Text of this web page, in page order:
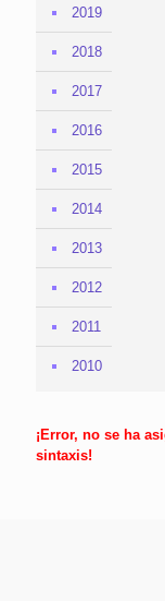
2019
2018
2017
2016
2015
2014
2013
2012
2011
2010
¡Error, no se ha
sintaxis!